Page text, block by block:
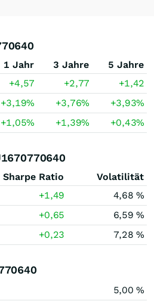
1 Jahr 3 Jahre
5 Jahre
+4,57 +2,77
+1,42
+3,19% +3,76% +3,93%
+1,05% +1,39% +0,43%
Sharpe Ratio
Volatilität
+1,49
4,68 %
+0,65
6,59 %
+0,23 7,28 %
5,00 %